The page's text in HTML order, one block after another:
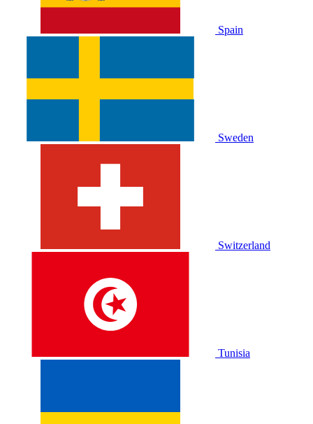
Spain
Sweden
Switzerland
Tunisia